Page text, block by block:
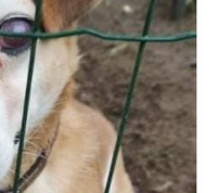
na świecie żyje
zaś około trzy
najliczniejsza i
grupa
w każdym zakątku
mity
którymi spotyka się